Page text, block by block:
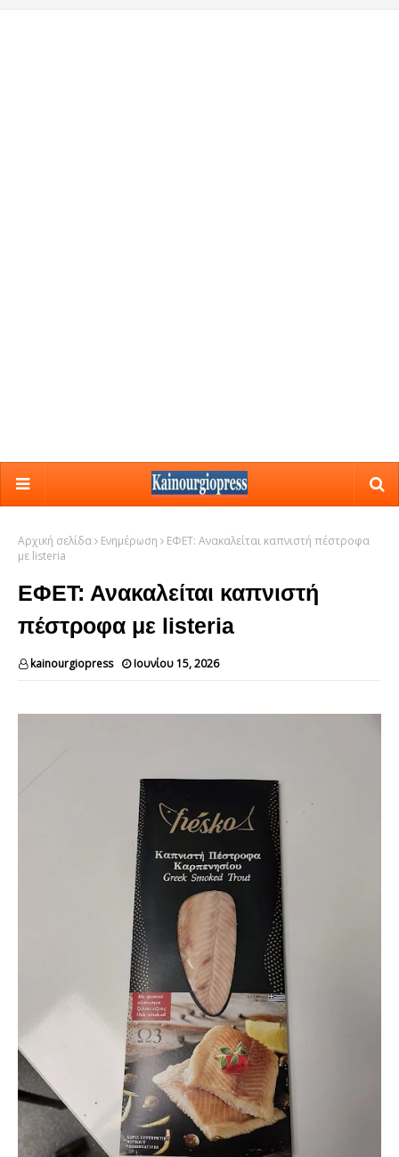
Αρχική σελίδα Ενημέρωση
ΕΦΕΤ: Ανακαλείται καπνιστή πέστροφα
με listeria
ΕΦΕΤ: Ανακαλείται καπνιστή
πέστροφα με listeria
kainourgiopress Ιουνίου 15, 2026